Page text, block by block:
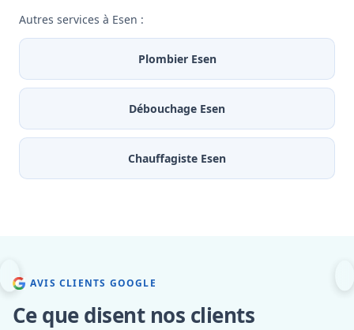
Autres services à Esen :
Plombier Esen
Débouchage Esen
Chauffagiste Esen
AVIS CLIENTS GOOGLE
Ce que disent nos clients